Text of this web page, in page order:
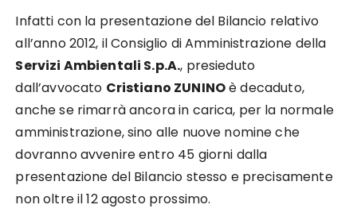
Infatti con la presentazione del Bilancio relativo
all’anno 2012, il Consiglio di Amministrazione della
Servizi Ambientali S.p.A., presieduto
dall’avvocato Cristiano ZUNINOè decaduto,
anche se rimarrà ancora in carica, per la normale
amministrazione, sino alle nuove nomine che
dovranno avvenire entro 45 giorni dalla
presentazione del Bilancio stesso e precisamente
non oltre il 12 agosto prossimo.